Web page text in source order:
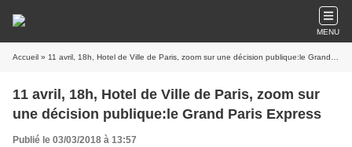
MENU
Accueil » 11 avril, 18h, Hotel de Ville de Paris, zoom sur une décision publique:le Grand Paris Express
11 avril, 18h, Hotel de Ville de Paris, zoom sur
une décision publique:le Grand Paris Express
Publié le 03/03/2018 à 13:57